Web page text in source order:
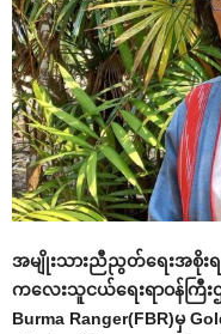
အမျိုးသားညီညွတ်ရေးအစိုး
ကလေးသူငယ်ရေးရာဝန်ကြီးဌ
Burma Ranger(FBR)မှ